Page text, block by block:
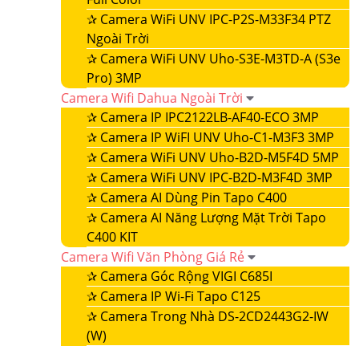
✰ Camera WiFi UNV IPC-P2S-M33F34 PTZ
Ngoài Trời
✰ Camera WiFi UNV Uho-S3E-M3TD-A (S3e
Pro) 3MP
Camera Wifi Dahua Ngoài Trời
✰ Camera IP IPC2122LB-AF40-ECO 3MP
✰ Camera IP WiFI UNV Uho-C1-M3F3 3MP
✰ Camera WiFi UNV Uho-B2D-M5F4D 5MP
✰ Camera WiFi UNV IPC-B2D-M3F4D 3MP
✰ Camera AI Dùng Pin Tapo C400
✰ Camera AI Năng Lượng Mặt Trời Tapo
C400 KIT
Camera Wifi Văn Phòng Giá Rẻ
✰ Camera Góc Rộng VIGI C685I
✰ Camera IP Wi-Fi Tapo C125
✰ Camera Trong Nhà DS-2CD2443G2-IW
(W)